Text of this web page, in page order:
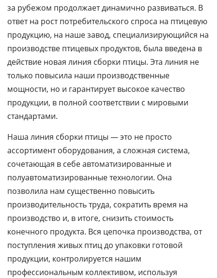
за рубежом продолжает динамично развиваться. В
ответ на рост потребительского спроса на птицевую
продукцию, на наше завод, специализирующийся на
производстве птицевых продуктов, была введена в
действие новая линия сборки птицы. Эта линия не
только повысила наши производственные
мощности, но и гарантирует высокое качество
продукции, в полной соответствии с мировыми
стандартами.
Наша линия сборки птицы — это не просто
ассортимент оборудования, а сложная система,
сочетающая в себе автоматизированные и
полуавтоматизированные технологии. Она
позволила нам существенно повысить
производительность труда, сократить время на
производство и, в итоге, снизить стоимость
конечного продукта. Вся цепочка производства, от
поступления живых птиц до упаковки готовой
продукции, контролируется нашим
профессиональным коллективом, используя